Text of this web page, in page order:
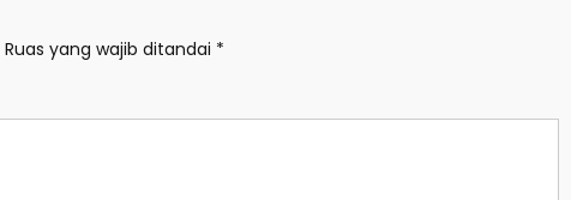
Ruas yang wajib ditandai *